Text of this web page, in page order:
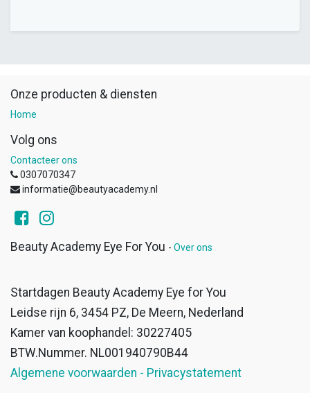
Onze producten & diensten
Home
Volg ons
Contacteer ons
0307070347
informatie@beautyacademy.nl
Beauty Academy Eye For You - Over ons
Startdagen Beauty Academy Eye for You
Leidse rijn 6, 3454 PZ, De Meern, Nederland
Kamer van koophandel: 30227405
BTW.Nummer. NL001940790B44
Algemene voorwaarden - Privacystatement